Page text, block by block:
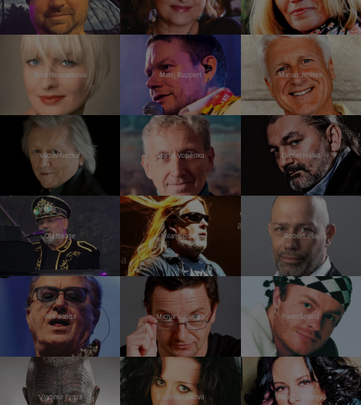
Bára Nesvadbová Matěj Ruppert Marian Jelínek
Václav Neckář Martin Vopěnka Daniel Hůlka
Ota Balage Milan Špalek Robert Jíša
Petr Janda Michal Viewegh Pavel Šporcl
Vladimír Franz Ester Kočičková Jitka Čvančarová